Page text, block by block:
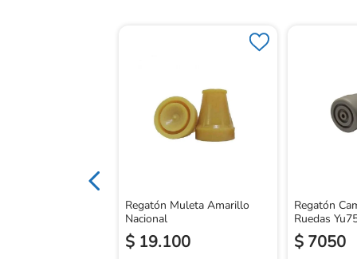
Regatón Muleta Amarillo
Nacional
$ 19.100
Regatón
Ruedas
$ 7050